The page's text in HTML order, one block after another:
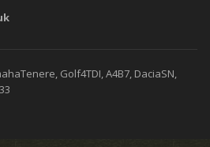
Golf4TDI, A4B7, DaciaSN,